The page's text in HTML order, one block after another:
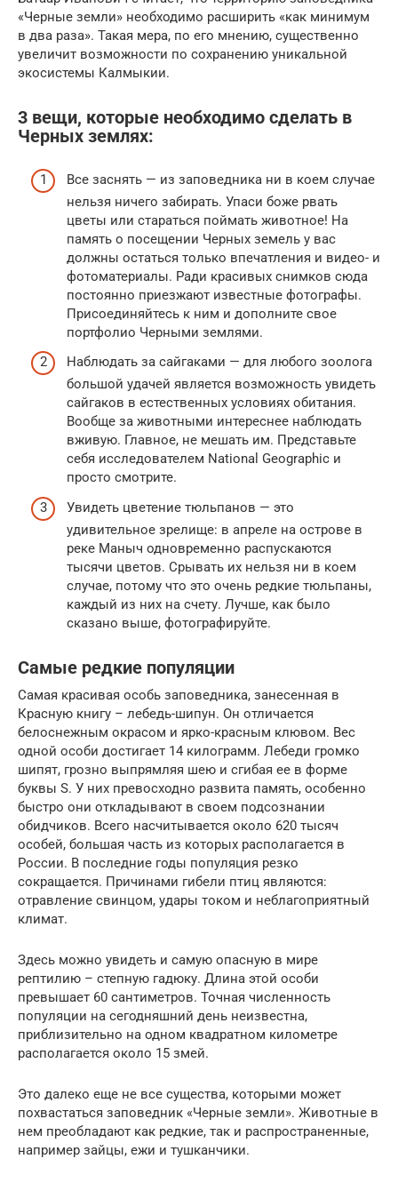
«Черные земли» необходимо расширить «как минимум
в два раза». Такая мера, по его мнению, существенно
увеличит возможности по сохранению уникальной
экосистемы Калмыкии.
3 вещи, которые необходимо сделать в
Черных землях:
Все заснять — из заповедника ни в коем случае
нельзя ничего забирать. Упаси боже рвать
цветы или стараться поймать животное! На
память о посещении Черных земель у вас
должны остаться только впечатления и видео- и
фотоматериалы. Ради красивых снимков сюда
постоянно приезжают известные фотографы.
Присоединяйтесь к ним и дополните свое
портфолио Черными землями.
Наблюдать за сайгаками — для любого зоолога
большой удачей является возможность увидеть
сайгаков в естественных условиях обитания.
Вообще за животными интереснее наблюдать
вживую. Главное, не мешать им. Представьте
себя исследователем National Geographic и
просто смотрите.
Увидеть цветение тюльпанов — это
удивительное зрелище: в апреле на острове в
реке Маныч одновременно распускаются
тысячи цветов. Срывать их нельзя ни в коем
случае, потому что это очень редкие тюльпаны,
каждый из них на счету. Лучше, как было
сказано выше, фотографируйте.
Самые редкие популяции
Самая красивая особь заповедника, занесенная в
Красную книгу – лебедь-шипун. Он отличается
белоснежным окрасом и ярко-красным клювом. Вес
одной особи достигает 14 килограмм. Лебеди громко
шипят, грозно выпрямляя шею и сгибая ее в форме
буквы S. У них превосходно развита память, особенно
быстро они откладывают в своем подсознании
обидчиков. Всего насчитывается около 620 тысяч
особей, большая часть из которых располагается в
России. В последние годы популяция резко
сокращается. Причинами гибели птиц являются:
отравление свинцом, удары током и неблагоприятный
климат.
Здесь можно увидеть и самую опасную в мире
рептилию – степную гадюку. Длина этой особи
превышает 60 сантиметров. Точная численность
популяции на сегодняшний день неизвестна,
приблизительно на одном квадратном километре
располагается около 15 змей.
Это далеко еще не все существа, которыми может
похвастаться заповедник «Черные земли». Животные в
нем преобладают как редкие, так и распространенные,
например зайцы, ежи и тушканчики.